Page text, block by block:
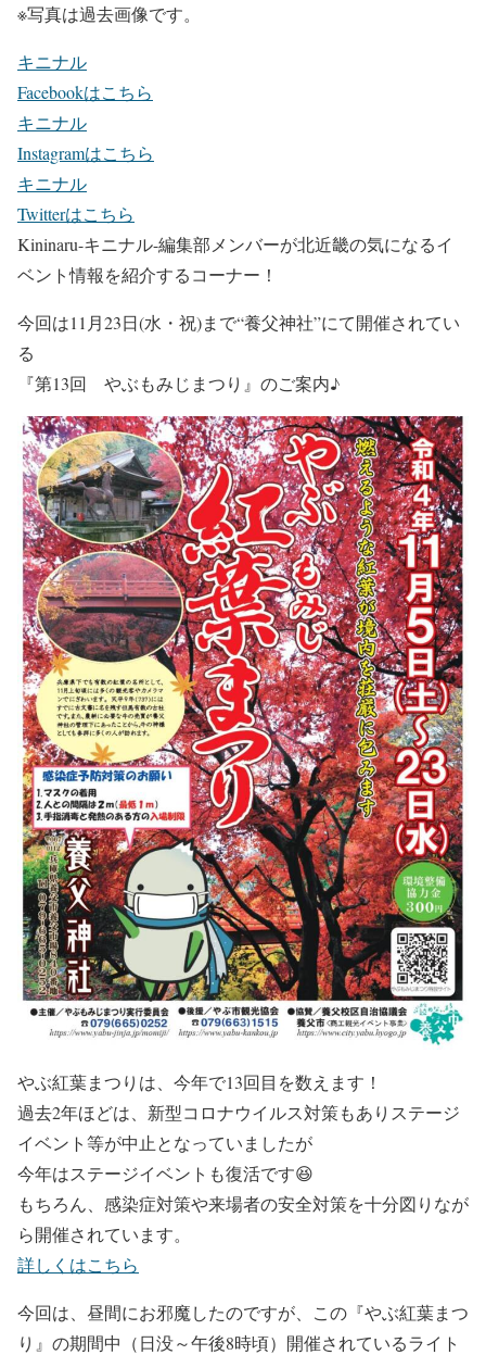
※写真は過去画像です。
キニナル
Facebookはこちら
キニナル
Instagramはこちら
キニナル
Twitterはこちら
Kininaru-キニナル-編集部メンバーが北近畿の気になるイ
ベント情報を紹介するコーナー！
今回は11月23日(水・祝)まで“養父神社”にて開催されてい
る
『第13回 やぶもみじまつり』 のご案内♪
やぶ紅葉まつりは、今年で13回目を数えます！
過去2年ほどは、新型コロナウイルス対策もありステージ
イベント等が中止となっていましたが
今年はステージイベントも復活です😆
もちろん、感染症対策や来場者の安全対策を十分図りなが
ら開催されています。
詳しくはこちら
今回は、昼間にお邪魔したのですが、この 『やぶ紅葉まつ
り』 の期間中（日没～午後8時頃）開催されているライト